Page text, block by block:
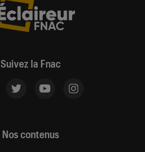
Suivez la Fnac
Nos contenus